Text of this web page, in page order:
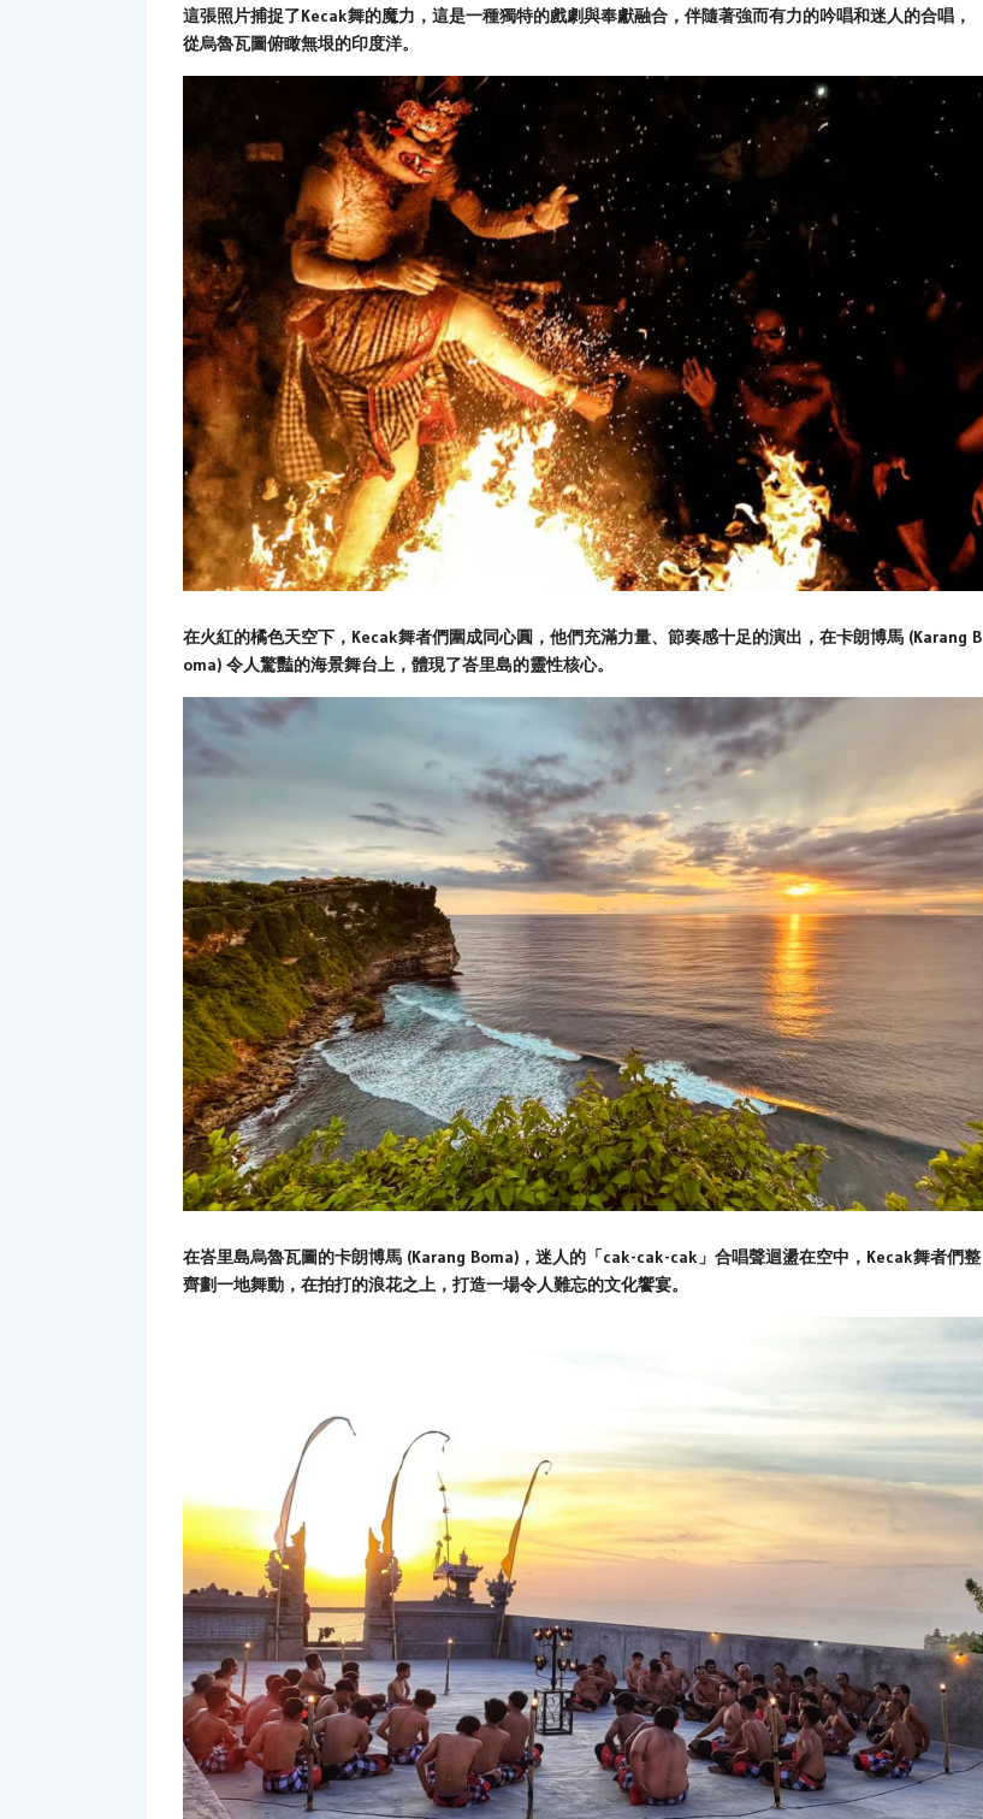
這張照片捕捉了Kecak舞的魔力，這是一種獨特的戲劇與奉獻融合，伴隨著強而有力的吟唱和迷人的合唱，
從烏魯瓦圖俯瞰無垠的印度洋。
在火紅的橘色天空下，Kecak舞者們圍成同心圓，他們充滿力量、節奏感十足的演出，在卡朗博馬 (Karang B
oma) 令人驚豔的海景舞台上，體現了峇里島的靈性核心。
在峇里島烏魯瓦圖的卡朗博馬 (Karang Boma)，迷人的「cak-cak-cak」合唱聲迴盪在空中，Kecak舞者們整
齊劃一地舞動，在拍打的浪花之上，打造一場令人難忘的文化饗宴。